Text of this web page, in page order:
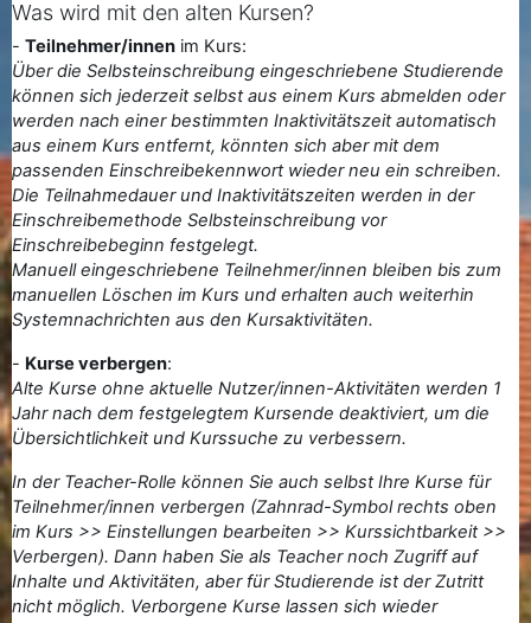
Was wird mit den alten Kursen?
- Teilnehmer/innen im Kurs:
Über die Selbsteinschreibung eingeschriebene Studierende
können sich jederzeit selbst aus einem Kurs abmelden oder
werden nach einer bestimmten Inaktivitätszeit automatisch
aus einem Kurs entfernt, könnten sich aber mit dem
passenden Einschreibekennwort wieder neu ein schreiben.
Die Teilnahmedauer und Inaktivitätszeiten werden in der
Einschreibemethode Selbsteinschreibung vor
Einschreibebeginn festgelegt.
Manuell eingeschriebene Teilnehmer/innen bleiben bis zum
manuellen Löschen im Kurs und erhalten auch weiterhin
Systemnachrichten aus den Kursaktivitäten.
- Kurse verbergen:
Alte Kurse ohne aktuelle Nutzer/innen-Aktivitäten werden 1
Jahr nach dem festgelegtem Kursende deaktiviert, um die
Übersichtlichkeit und Kurssuche zu verbessern.
In der Teacher-Rolle können Sie auch selbst Ihre Kurse für
Teilnehmer/innen verbergen (Zahnrad-Symbol rechts oben
im Kurs >> Einstellungen bearbeiten >> Kurssichtbarkeit >>
Verbergen). Dann haben Sie als Teacher noch Zugriff auf
Inhalte und Aktivitäten, aber für Studierende ist der Zutritt
nicht möglich. Verborgene Kurse lassen sich wieder